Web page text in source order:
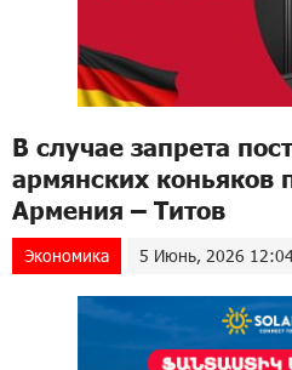
В случае запрета
армянских коньяков
Армения – Титов
Экономика 5 Июнь, 2026